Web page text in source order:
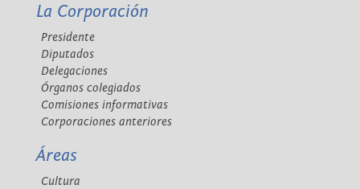
La Corporación
Presidente
Diputados
Delegaciones
Órganos colegiados
Comisiones informativas
Corporaciones anteriores
Áreas
Cultura